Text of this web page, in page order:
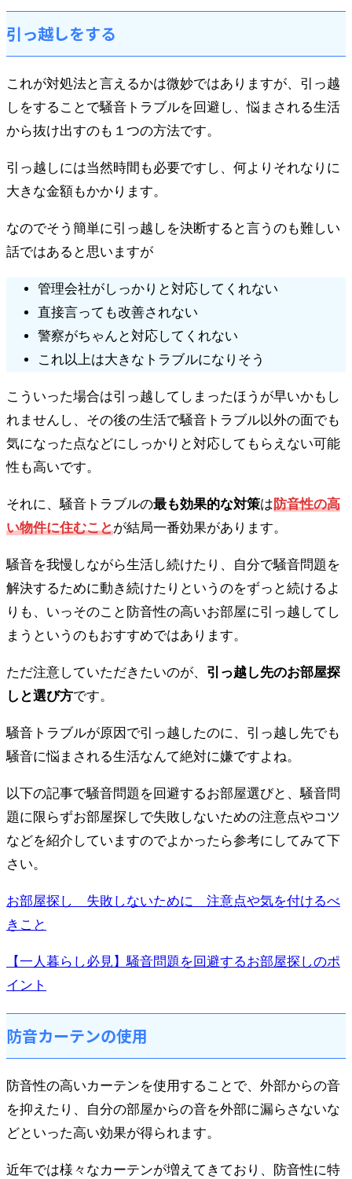
引っ越しをする
これが対処法と言えるかは微妙ではありますが、引っ越
しをすることで騒音トラブルを回避し、悩まされる生活
から抜け出すのも１つの方法です。
引っ越しには当然時間も必要ですし、何よりそれなりに
大きな金額もかかります。
なのでそう簡単に引っ越しを決断すると言うのも難しい
話ではあると思いますが
管理会社がしっかりと対応してくれない
直接言っても改善されない
警察がちゃんと対応してくれない
これ以上は大きなトラブルになりそう
こういった場合は引っ越してしまったほうが早いかもし
れませんし、その後の生活で騒音トラブル以外の面でも
気になった点などにしっかりと対応してもらえない可能
性も高いです。
それに、騒音トラブルの最も効果的な対策は防音性の高
い物件に住むことが結局一番効果があります。
騒音を我慢しながら生活し続けたり、自分で騒音問題を
解決するために動き続けたりというのをずっと続けるよ
りも、いっそのこと防音性の高いお部屋に引っ越してし
まうというのもおすすめではあります。
ただ注意していただきたいのが、 引っ越し先のお部屋探
しと選び方です。
騒音トラブルが原因で引っ越したのに、引っ越し先でも
騒音に悩まされる生活なんて絶対に嫌ですよね。
以下の記事で騒音問題を回避するお部屋選びと、騒音問
題に限らずお部屋探しで失敗しないための注意点やコツ
などを紹介していますのでよかったら参考にしてみて下
さい。
お部屋探し 失敗しないために 注意点や気を付けるべ
きこと
【一人暮らし必見】騒音問題を回避するお部屋探しのポ
イント
防音カーテンの使用
防音性の高いカーテンを使用することで、外部からの音
を抑えたり、自分の部屋からの音を外部に漏らさないな
どといった高い効果が得られます。
近年では様々なカーテンが増えてきており、防音性に特